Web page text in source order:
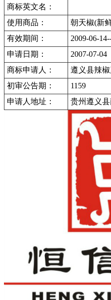
商标英文名：
使用商品：
朝天椒(新
有效期间：
2009-06-
申请日期：
2007-07-04
商标申请人：
遵义县辣
初审公告期：
1159
申请人地址：
贵州遵义